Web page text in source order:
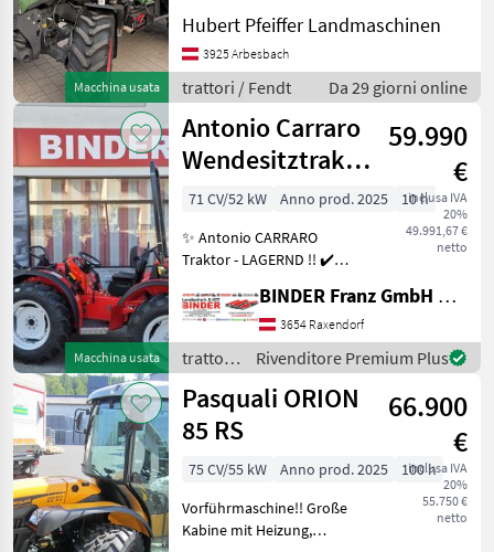
Macchina usata
usw. Lieferung möglich
trazione: Trazione integrale,
Cambio continuo (CVT),
Piattaforma: Cab
Hubert Pfeiffer Landmaschinen
3925 Arbesbach
trattori / Fendt Da 29 giorni online
Macchina usata
Antonio Carraro
Wendesitztraktor
TRX 7800 S
59.990
€
inclusa IVA
20%
49.991,67 €
netto
71 CV/52 kW Anno prod. 2025
10 h
✨ Antonio CARRARO
Traktor - LAGERND !! ✔️
Cabrio ✔️ mit klappbarem
Sicherheitsbügel ✔️ in
serienmäßiger Ausführung
✔️ Frontlenker - Wen
BINDER Franz GmbH & CoKG
3654 Raxendorf
trattori
/
Antonio
Carraro
Rivenditore Premium Plus
Pasquali ORION
85 RS
66.900
€
inclusa IVA
20%
55.750 €
netto
75 CV/55 kW Anno prod. 2025
100 h
Vorführmaschine!! Große
Kabine mit Heizung,